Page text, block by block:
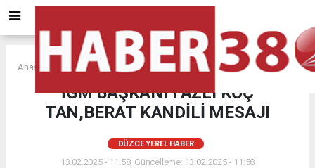
Anasayfa DÜZCE YEREL HABER
İGM BAŞKANI FAZLI KOÇ
TAN,BERAT KANDİLİ MESAJI
DÜZCE YEREL HABER
13.02.2025 - 11:58, Güncelleme: 13.02.2025 - 11:58